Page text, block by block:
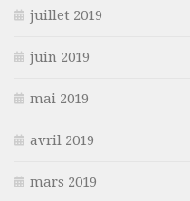
juillet 2019
juin 2019
mai 2019
avril 2019
mars 2019